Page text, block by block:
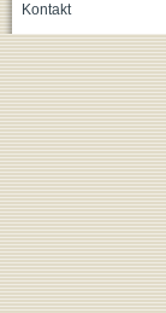
Kontakt